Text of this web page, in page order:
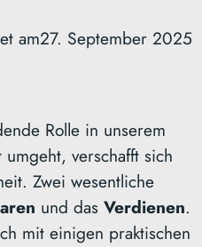
am27. September 2025
Rolle in unserem
verschafft sich
Zwei wesentliche
und das Verdienen.
mit einigen praktischen